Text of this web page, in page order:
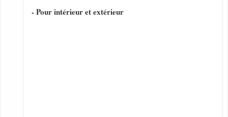
- Pour intérieur et extérieur